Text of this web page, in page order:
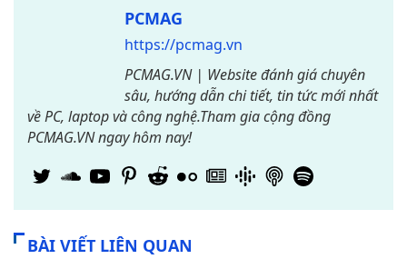
PCMAG
https://pcmag.vn
PCMAG.VN | Website đánh giá chuyên
sâu, hướng dẫn chi tiết, tin tức mới nhất
về PC, laptop và công nghệ.Tham gia cộng đồng
PCMAG.VN ngay hôm nay!
BÀI VIẾT LIÊN QUAN